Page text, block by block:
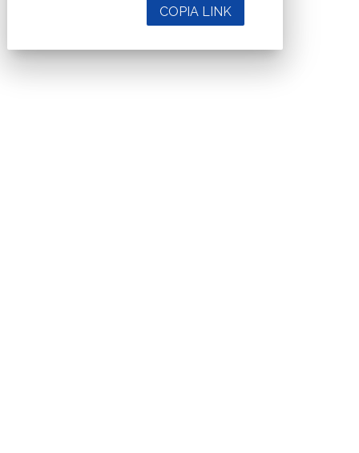
COPIA LINK